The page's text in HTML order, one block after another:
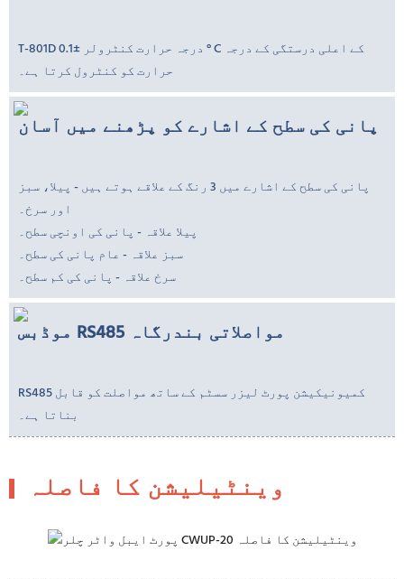
T-801D درجہ حرارت کنٹرولر ±0.1 ° C کے اعلی درستگی کے درجہ
حرارت کو کنٹرول کرتا ہے۔
پانی کی سطح کے اشارے کو پڑھنے میں آسان
پانی کی سطح کے اشارے میں 3 رنگ کے علاقے ہوتے ہیں - پیلا، سبز
اور سرخ۔
پیلا علاقہ - پانی کی اونچی سطح۔
سبز علاقہ - عام پانی کی سطح۔
سرخ علاقہ - پانی کی کم سطح۔
موڈبس RS485 مواصلاتی بندرگاہ
RS485 کمیونیکیشن پورٹ لیزر سسٹم کے ساتھ مواصلت کو قابل
بناتا ہے۔
وینٹیلیشن کا فاصلہ